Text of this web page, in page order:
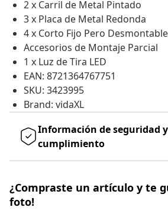
2 x Carril de Metal Pintado
3 x Placa de Metal Redonda
4 x Corto Fijo Pero
Accesorios de Montaje Parcial
1 x Luz de Tira LED
EAN: 8721364767751
SKU: 3423995
Brand: vidaXL
Información de seguridad y
cumplimiento
¿Compraste un artículo y te
foto!